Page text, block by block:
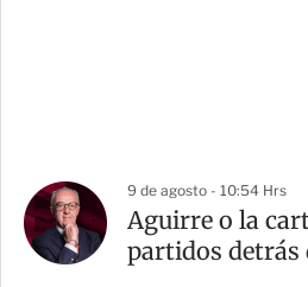
9 de agosto - 10:54 Hrs
Aguirre o la
partidos detrás